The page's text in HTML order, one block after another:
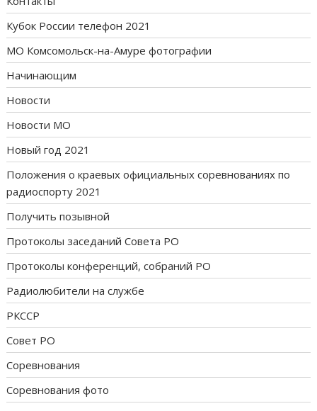
Кубок России телефон 2021
МО Комсомольск-на-Амуре фотографии
Начинающим
Новости
Новости МО
Новый год 2021
Положения о краевых официальных соревнованиях по
радиоспорту 2021
Получить позывной
Протоколы заседаний Совета РО
Протоколы конференций, собраний РО
Радиолюбители на службе
РКССР
Совет РО
Соревнования
Соревнования фото